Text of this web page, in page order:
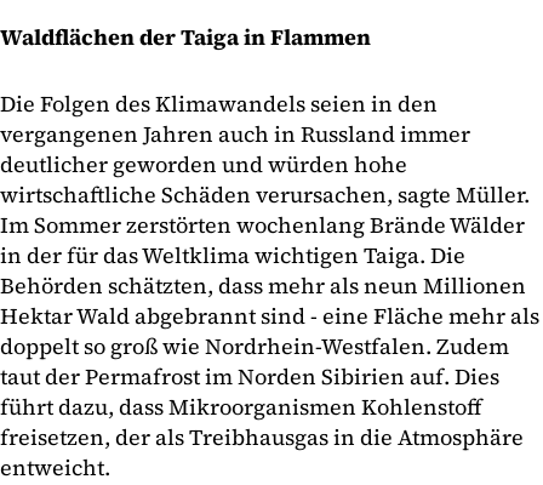
Waldflächen der Taiga in Flammen
Die Folgen des Klimawandels seien in den
vergangenen Jahren auch in Russland immer
deutlicher geworden und würden hohe
wirtschaftliche Schäden verursachen, sagte Müller.
Im Sommer zerstörten wochenlang Brände Wälder
in der für das Weltklima wichtigen Taiga. Die
Behörden schätzten, dass mehr als neun Millionen
Hektar Wald abgebrannt sind - eine Fläche mehr als
doppelt so groß wie Nordrhein-Westfalen. Zudem
taut der Permafrost im Norden Sibirien auf. Dies
führt dazu, dass Mikroorganismen Kohlenstoff
freisetzen, der als Treibhausgas in die Atmosphäre
entweicht.